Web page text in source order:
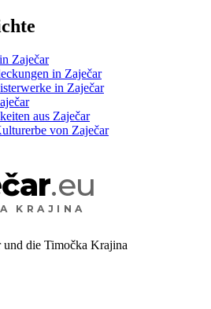
Zaječar
in Zaječar
in Zaječar
aus Zaječar
von Zaječar
.eu
KRAJINA
und die Timočka Krajina